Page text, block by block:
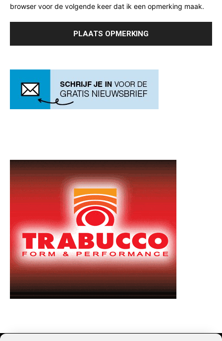
browser voor de volgende keer dat ik een opmerking maak.